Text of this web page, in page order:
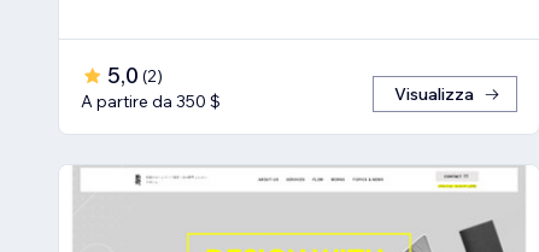
5,0 (2)
A partire da 350 $
Visualizza